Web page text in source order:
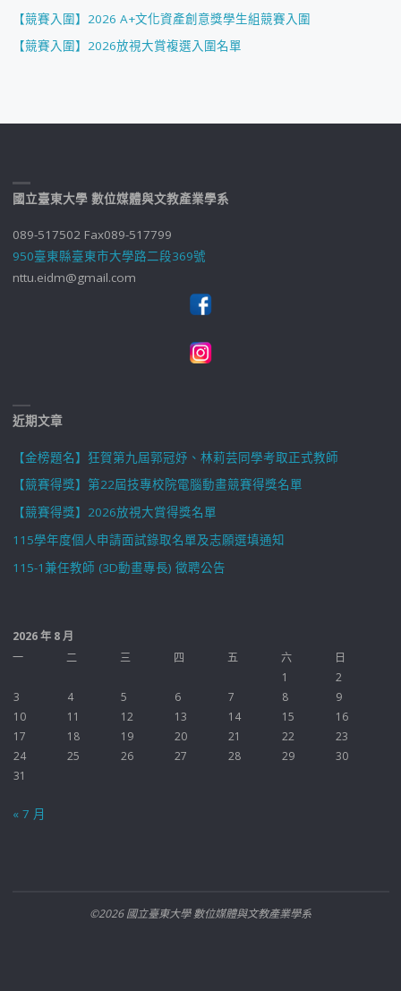
【競賽入圍】2026 A+文化資產創意獎學生組競賽入圍
【競賽入圍】2026放視大賞複選入圍名單
國立臺東大學 數位媒體與文教產業學系
089-517502 Fax089-517799
950臺東縣臺東市大學路二段369號
nttu.eidm@gmail.com
近期文章
【金榜題名】狂賀第九屆郭冠妤、林莉芸同學考取正式教師
【競賽得獎】第22屆技專校院電腦動畫競賽得獎名單
【競賽得獎】2026放視大賞得獎名單
115學年度個人申請面試錄取名單及志願選填通知
115-1兼任教師 (3D動畫專長) 徵聘公告
2026 年 8 月
一
二 三 四 五 六
日
1
2
3
4 5 6 7 8
9
10
11 12 13 14 15
16
17
18 19 20 21 22
23
24
25 26 27 28 29
30
31
« 7 月
©2026 國立臺東大學 數位媒體與文教產業學系